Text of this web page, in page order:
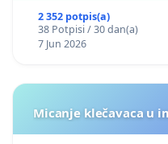
2 352 potpis(a)
38 Potpisi / 30 dan(a)
7 Jun 2026
Micanje klečavaca u